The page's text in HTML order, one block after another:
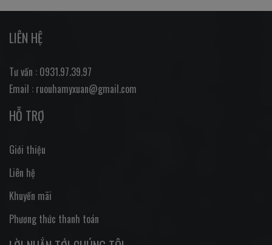
LIÊN HỆ
Tư vấn : 0931.97.39.97
Email : ruouhamyxuan@gmail.com
HỖ TRỢ
Giới thiệu
Liên hệ
Khuyến mãi
Phương thức thanh toán